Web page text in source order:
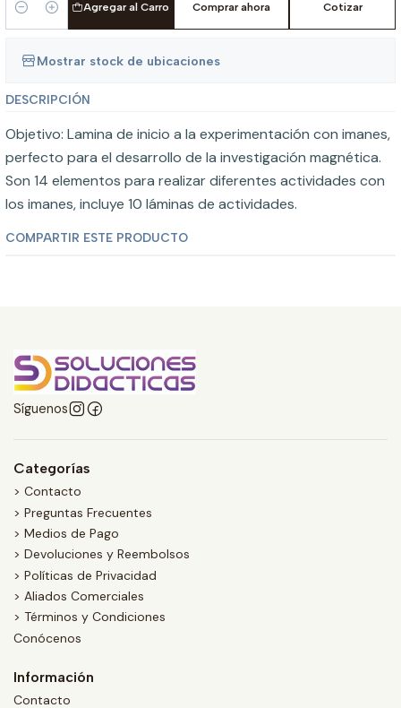
Cantidad
Agregar al Carro Comprar ahora Cotizar
Mostrar stock de ubicaciones
DESCRIPCIÓN
Objetivo: Lamina de inicio a la experimentación con imanes,
perfecto para el desarrollo de la investigación magnética.
Son 14 elementos para realizar diferentes actividades con
los imanes, incluye 10 láminas de actividades.
COMPARTIR ESTE PRODUCTO
Síguenos
Categorías
> Contacto
> Preguntas Frecuentes
> Medios de Pago
> Devoluciones y Reembolsos
> Políticas de Privacidad
> Aliados Comerciales
> Términos y Condiciones
Conócenos
Información
Contacto